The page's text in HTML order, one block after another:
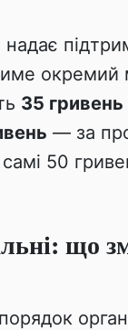
окремий
35 гривень
— за
50
що